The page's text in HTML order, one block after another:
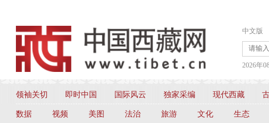
中文版
2026年
领袖关切 即时中国 国际风云 独家采编 现代西藏
数据 视频 美图 法治 旅游 文化 生态